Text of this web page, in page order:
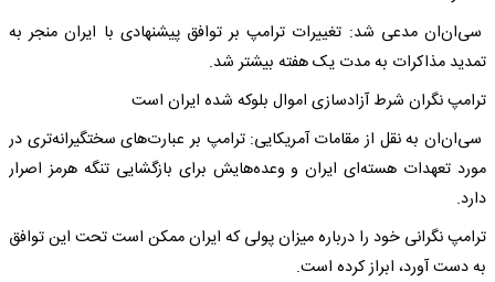
سی‌ان‌ان مدعی شد: تغییرات ترامپ بر توافق پیشنهادی با ایران منجر به
تمدید مذاکرات به مدت یک هفته بیشتر شد.
ترامپ نگران شرط آزادسازی اموال بلوکه شده ایران است
سی‌ان‌ان به نقل از مقامات آمریکایی: ترامپ بر عبارت‌های سختگیرانه‌تری در
مورد تعهدات هسته‌ای ایران و وعده‌هایش برای بازگشایی تنگه هرمز اصرار
دارد.
ترامپ نگرانی خود را درباره میزان پولی که ایران ممکن است تحت این توافق
به دست آورد، ابراز کرده است.